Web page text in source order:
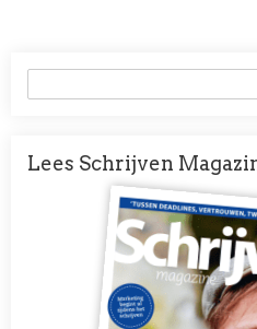
Lees Schrijven
Afbeelding